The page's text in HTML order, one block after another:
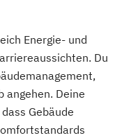
Energie- und
Du
angehen. Deine
Gebäude